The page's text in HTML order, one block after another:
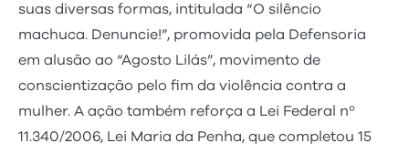
suas diversas formas, intitulada “O silêncio
machuca. Denuncie!”, promovida pela Defensoria
em alusão ao “Agosto Lilás”, movimento de
conscientização pelo fim da violência contra a
mulher. A ação também reforça a Lei Federal nº
11.340/2006, Lei Maria da Penha, que completou 15